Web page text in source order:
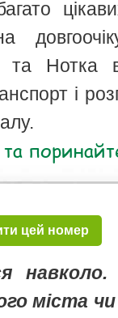
Нотка
і
цей номер
навколо.
міста